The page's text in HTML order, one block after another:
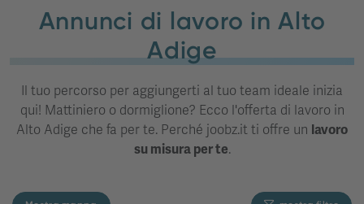
Annunci di lavoro in Alto
Adige
Il tuo percorso per aggiungerti al tuo team ideale inizia
qui! Mattiniero o dormiglione? Ecco l'offerta di lavoro in
Alto Adige che fa per te. Perché joobz.it ti offre un lavoro
su misura per te.